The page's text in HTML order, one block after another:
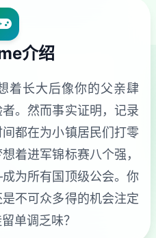
介绍
着长大后像你的父亲肆
。然而事实证明，记录
都在为小镇居民们打零
着进军锦标赛八个强，
为所有国顶级公会。你
不可众多得的机会注定
单调乏味？